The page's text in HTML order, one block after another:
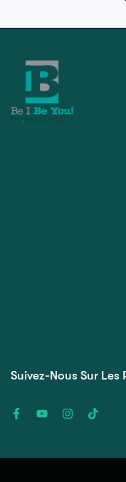
Suivez-Nous Sur Les